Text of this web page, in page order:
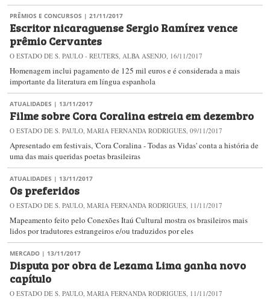
PRÊMIOS E CONCURSOS | 21/11/2017
Escritor nicaraguense Sergio Ramírez vence
prêmio Cervantes
O ESTADO DE S. PAULO - REUTERS, ALBA ASENJO, 16/11/2017
Homenagem inclui pagamento de 125 mil euros e é considerada a mais
importante da literatura em língua espanhola
ATUALIDADES | 13/11/2017
Filme sobre Cora Coralina estreia em dezembro
O ESTADO DE S. PAULO, MARIA FERNANDA RODRIGUES, 09/11/2017
Apresentado em festivais, 'Cora Coralina - Todas as Vidas' conta a história de
uma das mais queridas poetas brasileiras
ATUALIDADES | 13/11/2017
Os preferidos
O ESTADO DE S. PAULO, MARIA FERNANDA RODRIGUES, 11/11/2017
Mapeamento feito pelo Conexões Itaú Cultural mostra os brasileiros mais
lidos por tradutores estrangeiros e/ou traduzidos por eles
MERCADO | 13/11/2017
Disputa por obra de Lezama Lima ganha novo
capítulo
O ESTADO DE S. PAULO, MARIA FERNANDA RODRIGUES, 11/11/2017